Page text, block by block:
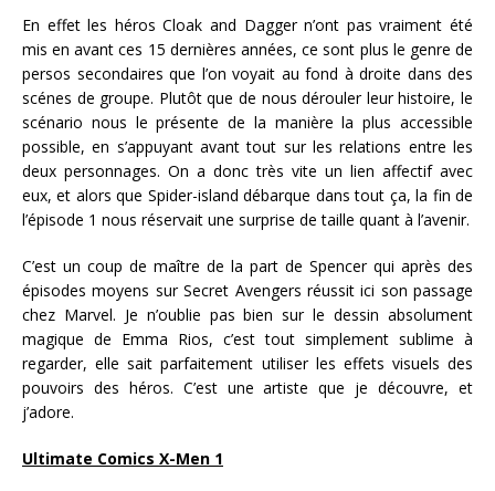
En effet les héros Cloak and Dagger n’ont pas vraiment été
mis en avant ces 15 dernières années, ce sont plus le genre de
persos secondaires que l’on voyait au fond à droite dans des
scénes de groupe. Plutôt que de nous dérouler leur histoire, le
scénario nous le présente de la manière la plus accessible
possible, en s’appuyant avant tout sur les relations entre les
deux personnages. On a donc très vite un lien affectif avec
eux, et alors que Spider-island débarque dans tout ça, la fin de
l’épisode 1 nous réservait une surprise de taille quant à l’avenir.
C’est un coup de maître de la part de Spencer qui après des
épisodes moyens sur Secret Avengers réussit ici son passage
chez Marvel. Je n’oublie pas bien sur le dessin absolument
magique de Emma Rios, c’est tout simplement sublime à
regarder, elle sait parfaitement utiliser les effets visuels des
pouvoirs des héros. C’est une artiste que je découvre, et
j’adore.
Ultimate Comics X-Men 1